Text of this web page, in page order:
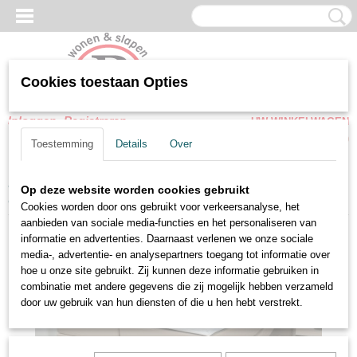
Inloggen Registreren
UW WINKELWAGEN
(0)
Home > Boxspring Elektrische boxsprings >Elektrische boxspring
Madrid complete set
Cookies toestaan Opties
Toestemming Details Over
Op deze website worden cookies gebruikt
Cookies worden door ons gebruikt voor verkeersanalyse, het
aanbieden van sociale media-functies en het personaliseren van
informatie en advertenties. Daarnaast verlenen we onze sociale
media-, advertentie- en analysepartners toegang tot informatie over
hoe u onze site gebruikt. Zij kunnen deze informatie gebruiken in
combinatie met andere gegevens die zij mogelijk hebben verzameld
door uw gebruik van hun diensten of die u hen hebt verstrekt.